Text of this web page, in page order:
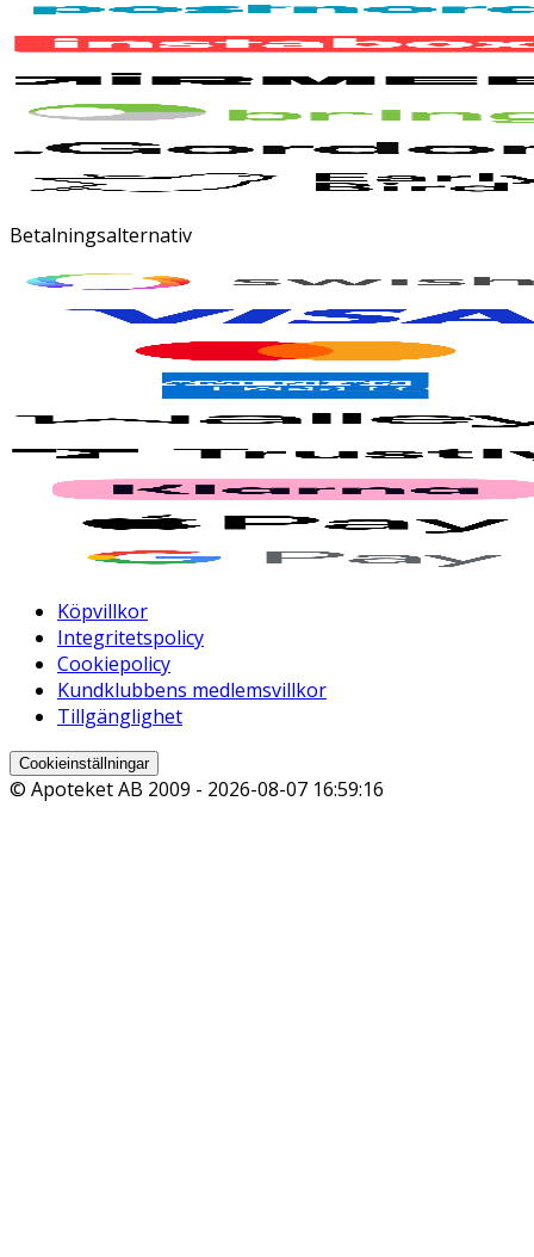
Betalningsalternativ
Köpvillkor
Integritetspolicy
Cookiepolicy
Kundklubbens medlemsvillkor
Tillgänglighet
Cookieinställningar
© Apoteket AB 2009 - 2026-08-07 16:59:16